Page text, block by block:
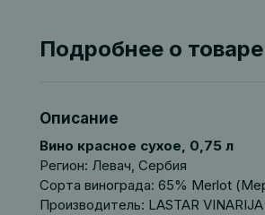
Подробнее о товаре
Описание
Вино красное сухое, 0,75 л
Регион: Левач, Сербия
Сорта винограда: 65% Merlot
Производитель: LASTAR VINARIJA